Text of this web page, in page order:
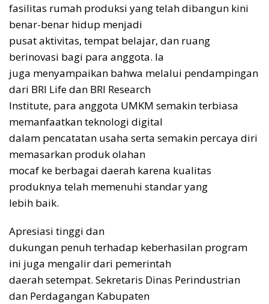
fasilitas rumah produksi yang telah dibangun kini
benar-benar hidup menjadi
pusat aktivitas, tempat belajar, dan ruang
berinovasi bagi para anggota. Ia
juga menyampaikan bahwa melalui pendampingan
dari BRI Life dan BRI Research
Institute, para anggota UMKM semakin terbiasa
memanfaatkan teknologi digital
dalam pencatatan usaha serta semakin percaya diri
memasarkan produk olahan
mocaf ke berbagai daerah karena kualitas
produknya telah memenuhi standar yang
lebih baik.
Apresiasi tinggi dan
dukungan penuh terhadap keberhasilan program
ini juga mengalir dari pemerintah
daerah setempat. Sekretaris Dinas Perindustrian
dan Perdagangan Kabupaten